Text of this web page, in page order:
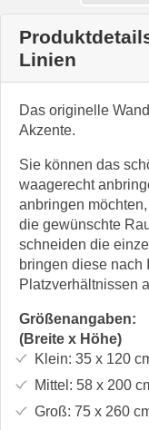
Linien
Das originelle
Akzente.
Sie können das
waagerecht
anbringen
die gewünschte
schneiden die
bringen diese nach
Platzverhältnissen
Größenangaben:
(Breite x Höhe)
Klein: 35 x 120
Mittel: 58 x 200
Groß: 75 x 260